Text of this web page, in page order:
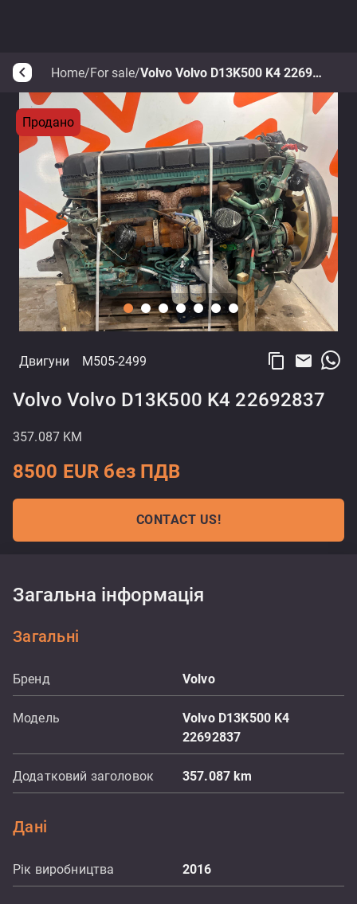
arrow_back_ios Home/For sale/ Volvo Volvo D13K500 K4 22692837
Продано
Двигуни M505-2499 content_copy email
Volvo Volvo D13K500 K4 22692837
357.087 KM
8500 EUR без ПДВ
CONTACT US!
Загальна інформація
Загальні
Бренд Volvo
Модель
Volvo D13K500 K4
22692837
Додатковий заголовок 357.087 km
Дані
Рік виробництва 2016